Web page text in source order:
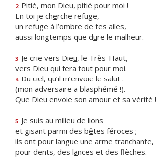
2 Pitié, mon Dieu, pitié pour moi !
En toi je cherche refuge,
un refuge à l’ombre de tes ailes,
aussi longtemps que dure le malheur.
3 Je crie vers Dieu, le Très-Haut,
vers Dieu qui fera tout pour moi.
4 Du ciel, qu’il m’envoie le salut :
(mon adversaire a blasphémé !).
Que Dieu envoie son amour et sa vérité !
5 Je suis au milieu de lions
et gisant parmi des bêtes féroces ;
ils ont pour langue une arme tranchante,
pour dents, des lances et des flèches.